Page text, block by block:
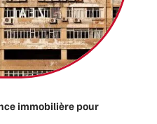
immobilière pour